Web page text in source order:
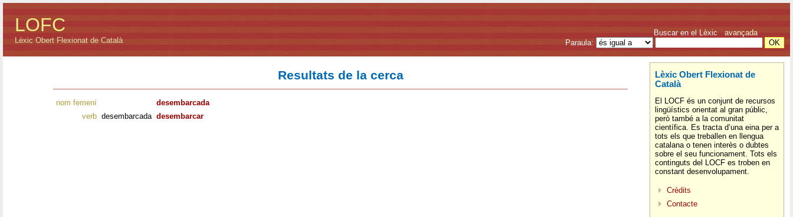
LOFC
Lèxic Obert Flexionat de Català
Buscar en el Lèxic avançada
Paraula:
Resultats de la cerca
nom femení
desembarcada
verb desembarcada desembarcar
Lèxic Obert Flexionat de
Català
El LOCF és un conjunt de recursos
lingüístics orientat al gran públic,
però també a la comunitat
científica. Es tracta d’una eina per a
tots els que treballen en llengua
catalana o tenen interès o dubtes
sobre el seu funcionament. Tots els
continguts del LOCF es troben en
constant desenvolupament.
Crèdits
Contacte